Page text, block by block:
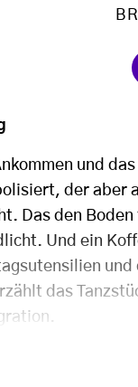
und
der aber
Das den
Und ein
das